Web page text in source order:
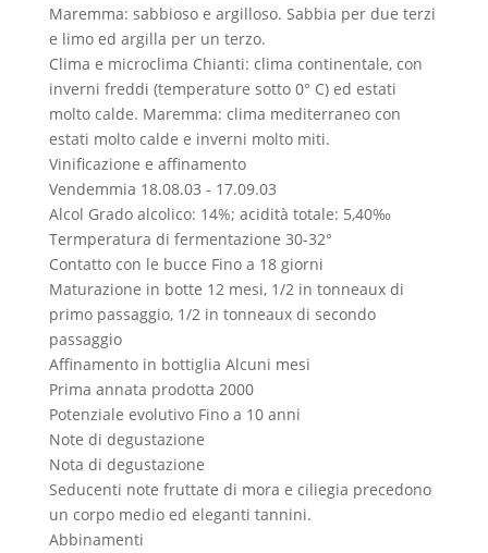
Maremma: sabbioso e argilloso. Sabbia per due terzi
e limo ed argilla per un terzo.
Clima e microclima Chianti: clima continentale, con
inverni freddi (temperature sotto 0° C) ed estati
molto calde. Maremma: clima mediterraneo con
estati molto calde e inverni molto miti.
Vinificazione e affinamento
Vendemmia 18.08.03 - 17.09.03
Alcol Grado alcolico: 14%; acidità totale: 5,40‰
Termperatura di fermentazione 30-32°
Contatto con le bucce Fino a 18 giorni
Maturazione in botte 12 mesi, 1/2 in tonneaux di
primo passaggio, 1/2 in tonneaux di secondo
passaggio
Affinamento in bottiglia Alcuni mesi
Prima annata prodotta 2000
Potenziale evolutivoFino a 10 anni
Note di degustazione
Nota di degustazione
Seducenti note fruttate di mora e ciliegia precedono
un corpo medio ed eleganti tannini.
Abbinamenti